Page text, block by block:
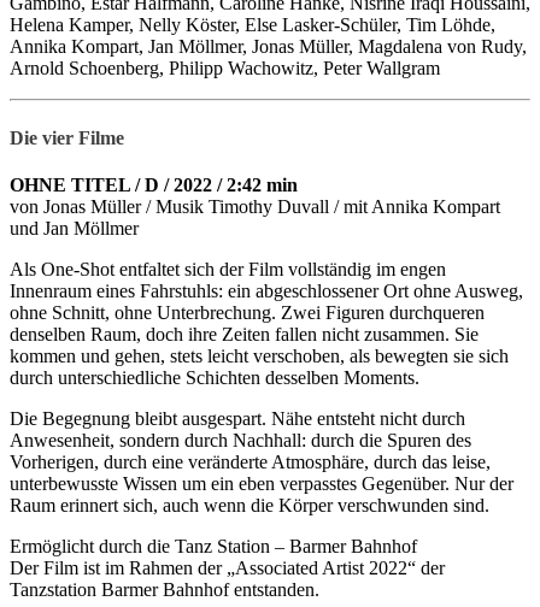
Helena Kamper, Nelly Köster, Else Lasker-Schüler, Tim Löhde,
Annika Kompart, Jan Möllmer, Jonas Müller, Magdalena von Rudy,
Arnold Schoenberg, Philipp Wachowitz, Peter Wallgram
Die vier Filme
OHNE TITEL / D / 2022 / 2:42 min
von Jonas Müller / Musik Timothy Duvall / mit Annika Kompart
und Jan Möllmer
Als One-Shot entfaltet sich der Film vollständig im engen
Innenraum eines Fahrstuhls: ein abgeschlossener Ort ohne Ausweg,
ohne Schnitt, ohne Unterbrechung. Zwei Figuren durchqueren
denselben Raum, doch ihre Zeiten fallen nicht zusammen. Sie
kommen und gehen, stets leicht verschoben, als bewegten sie sich
durch unterschiedliche Schichten desselben Moments.
Die Begegnung bleibt ausgespart. Nähe entsteht nicht durch
Anwesenheit, sondern durch Nachhall: durch die Spuren des
Vorherigen, durch eine veränderte Atmosphäre, durch das leise,
unterbewusste Wissen um ein eben verpasstes Gegenüber. Nur der
Raum erinnert sich, auch wenn die Körper verschwunden sind.
Ermöglicht durch die Tanz Station – Barmer Bahnhof
Der Film ist im Rahmen der „Associated Artist 2022“ der
Tanzstation Barmer Bahnhof entstanden.